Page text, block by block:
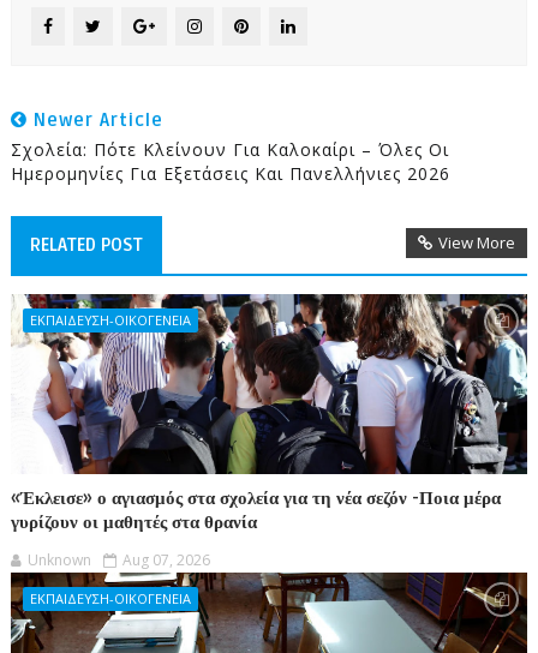
Newer Article
Σχολεία: Πότε Κλείνουν Για Καλοκαίρι – Όλες Οι
Ημερομηνίες Για Εξετάσεις Και Πανελλήνιες 2026
RELATED POST View More
ΕΚΠΑΙΔΕΥΣΗ-ΟΙΚΟΓΕΝΕΙΑ
«Έκλεισε» ο αγιασμός στα σχολεία για τη νέα σεζόν -Ποια μέρα
γυρίζουν οι μαθητές στα θρανία
Unknown Aug 07, 2026
ΕΚΠΑΙΔΕΥΣΗ-ΟΙΚΟΓΕΝΕΙΑ